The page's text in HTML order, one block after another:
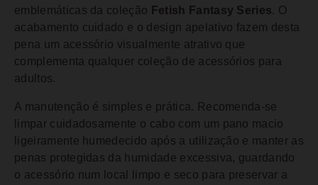
emblemáticas da coleção Fetish Fantasy Series. O
acabamento cuidado e o design apelativo fazem desta
pena um acessório visualmente atrativo que
complementa qualquer coleção de acessórios para
adultos.
A manutenção é simples e prática. Recomenda-se
limpar cuidadosamente o cabo com um pano macio
ligeiramente humedecido após a utilização e manter as
penas protegidas da humidade excessiva, guardando
o acessório num local limpo e seco para preservar a